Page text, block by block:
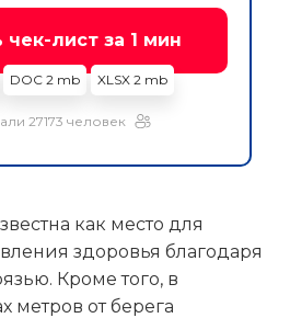
чек-лист за 1 мин
DOC 2 mb XLSX 2 mb
27173 человек
как место для
здоровья благодаря
Кроме того, в
метров от берега